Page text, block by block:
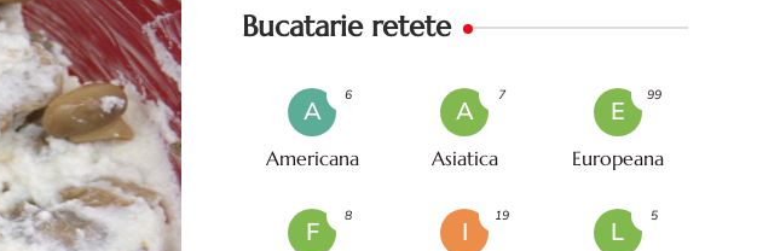
Bucatarie retete
A
Americana
6
A
Asiatica
7
E
Europeana
99
F
8
I
19
L
5